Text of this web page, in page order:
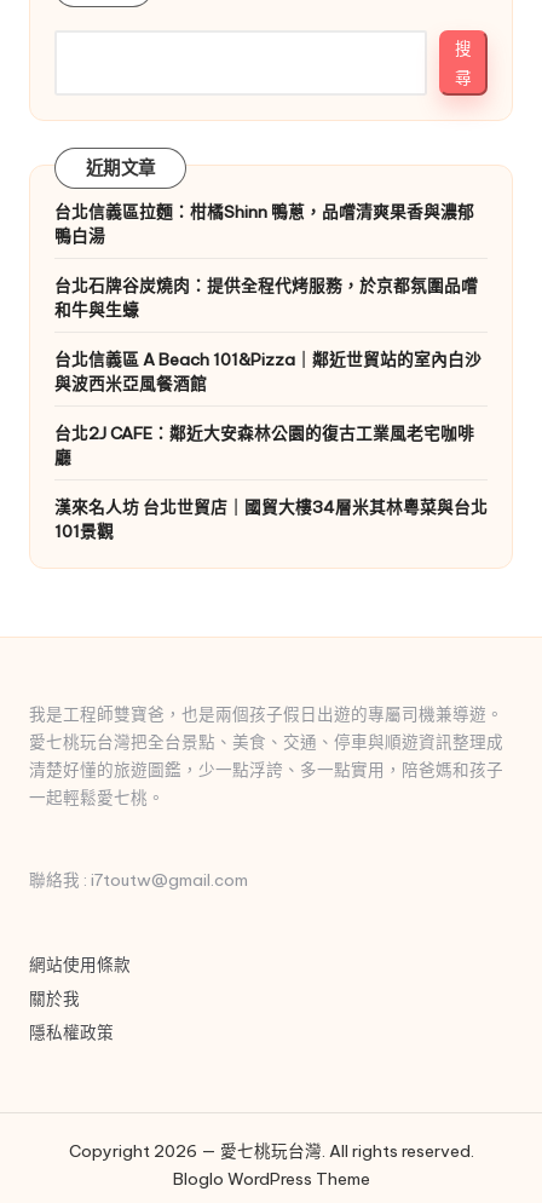
搜
尋
近期文章
台北信義區拉麵：柑橘Shinn 鴨蔥，品嚐清爽果香與濃郁
鴨白湯
台北石牌谷炭燒肉：提供全程代烤服務，於京都氛圍品嚐
和牛與生蠔
台北信義區 A Beach 101&Pizza｜鄰近世貿站的室內白沙
與波西米亞風餐酒館
台北2J CAFE：鄰近大安森林公園的復古工業風老宅咖啡
廳
漢來名人坊 台北世貿店｜國貿大樓34層米其林粵菜與台北
101景觀
我是工程師雙寶爸，也是兩個孩子假日出遊的專屬司機兼導遊。
愛七桃玩台灣把全台景點、美食、交通、停車與順遊資訊整理成
清楚好懂的旅遊圖鑑，少一點浮誇、多一點實用，陪爸媽和孩子
一起輕鬆愛七桃。
聯絡我 : i7toutw@gmail.com
網站使用條款
關於我
隱私權政策
Copyright 2026 — 愛七桃玩台灣. All rights reserved.
Bloglo WordPress Theme